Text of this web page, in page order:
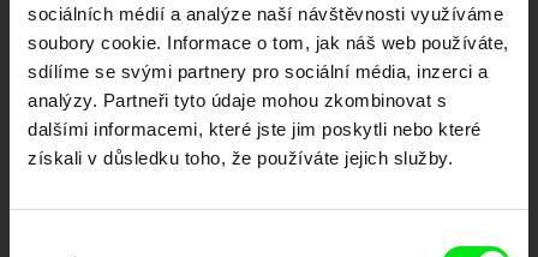
sociálních médií a analýze naší návštěvnosti využíváme
soubory cookie. Informace o tom, jak náš web používáte,
sdílíme se svými partnery pro sociální média, inzerci a
analýzy. Partneři tyto údaje mohou zkombinovat s
dalšími informacemi, které jste jim poskytli nebo které
získali v důsledku toho, že používáte jejich služby.
Portál DAFilms.cz je výsledkem tvůrčí spolupráce 7 klíčových evropských
festivalů dokumentárního filmu sdružených do Doc Alliance. Naším cílem je
posouvat hranice dokumentárního filmu, propagovat jeho rozmanitost a
podporovat kvalitní autorské filmy.
Členové Doc Alliance